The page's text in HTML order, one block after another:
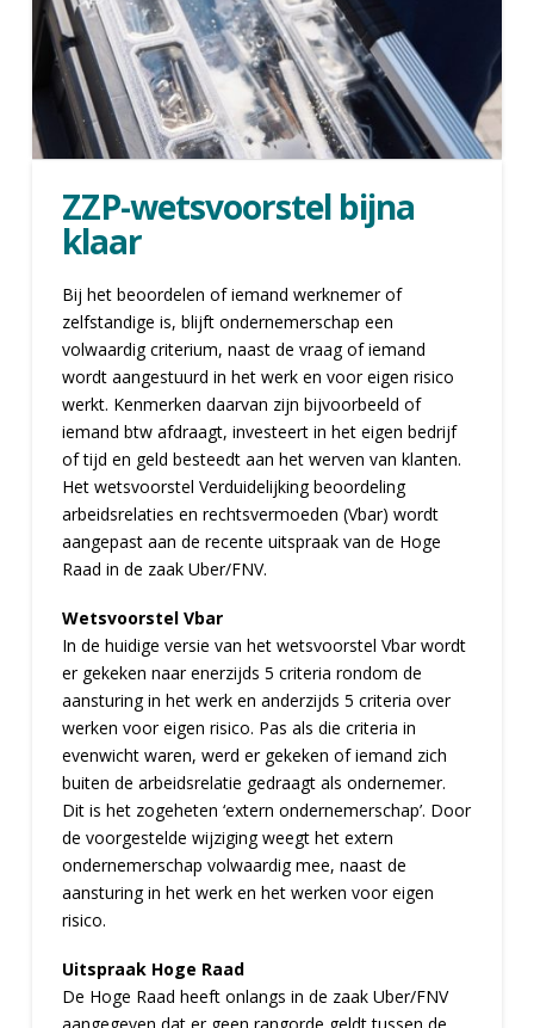
ZZP-wetsvoorstel bijna
klaar
Bij het beoordelen of iemand werknemer of
zelfstandige is, blijft ondernemerschap een
volwaardig criterium, naast de vraag of iemand
wordt aangestuurd in het werk en voor eigen risico
werkt. Kenmerken daarvan zijn bijvoorbeeld of
iemand btw afdraagt, investeert in het eigen bedrijf
of tijd en geld besteedt aan het werven van klanten.
Het wetsvoorstel Verduidelijking beoordeling
arbeidsrelaties en rechtsvermoeden (Vbar) wordt
aangepast aan de recente uitspraak van de Hoge
Raad in de zaak Uber/FNV.
Wetsvoorstel Vbar
In de huidige versie van het wetsvoorstel Vbar wordt
er gekeken naar enerzijds 5 criteria rondom de
aansturing in het werk en anderzijds 5 criteria over
werken voor eigen risico. Pas als die criteria in
evenwicht waren, werd er gekeken of iemand zich
buiten de arbeidsrelatie gedraagt als ondernemer.
Dit is het zogeheten ‘extern ondernemerschap’. Door
de voorgestelde wijziging weegt het extern
ondernemerschap volwaardig mee, naast de
aansturing in het werk en het werken voor eigen
risico.
Uitspraak Hoge Raad
De Hoge Raad heeft onlangs in de zaak Uber/FNV